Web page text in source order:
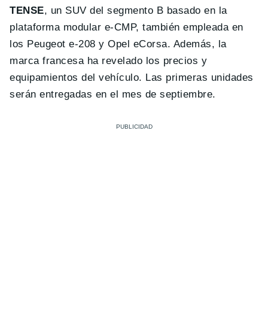
TENSE, un SUV del segmento B basado en la
plataforma modular e-CMP, también empleada en
los Peugeot e-208 y Opel eCorsa. Además, la
marca francesa ha revelado los precios y
equipamientos del vehículo. Las primeras unidades
serán entregadas en el mes de septiembre.